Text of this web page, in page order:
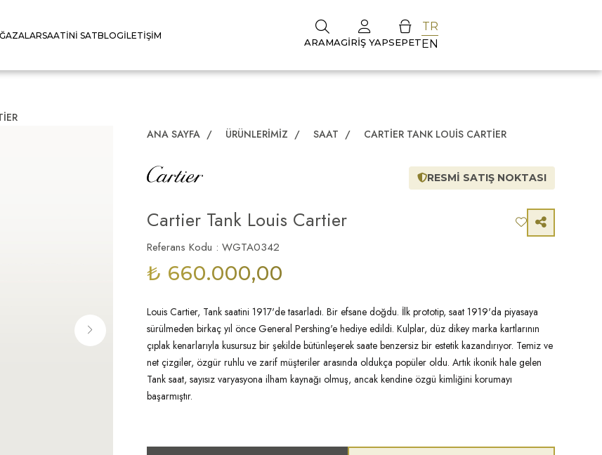
SAATINI SATBLOGİLETIŞIM
ARAMAGIRIŞ YAPSEPET
TR
EN
ANA SAYFA / ÜRÜNLERIMIZ / SAAT / CARTIER TANK LOUIS CARTIER
RESMİ SATIŞ NOKTASI
Cartier Tank Louis Cartier
Referans Kodu : WGTA0342
₺ 660.000,00
Louis Cartier, Tank saatini 1917'de tasarladı. Bir efsane doğdu. İlk prototip, saat 1919'da piyasaya
sürülmeden birkaç yıl önce General Pershing'e hediye edildi. Kulplar, düz dikey marka kartlarının
çıplak kenarlarıyla kusursuz bir şekilde bütünleşerek saate benzersiz bir estetik kazandırıyor. Temiz ve
net çizgiler, özgür ruhlu ve zarif müşteriler arasında oldukça popüler oldu. Artık ikonik hale gelen
Tank saat, sayısız varyasyona ilham kaynağı olmuş, ancak kendine özgü kimliğini korumayı
başarmıştır.